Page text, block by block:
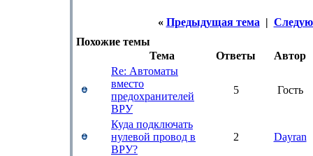
« Предыдущая тема |
Похожие темы
Тема
Ответы
Автор
Re: Автоматы
вместо
предохранителей
ВРУ
5 Гость
Куда подключать
нулевой провод в
ВРУ?
2 Dayran